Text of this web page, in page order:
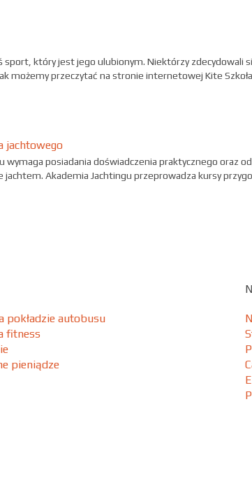
sport, który jest jego ulubionym. Niektórzy zdecydowali
możemy przeczytać na stronie internetowej Kite
jachtowego
wymaga posiadania doświadczenia praktycznego oraz
Akademia Jachtingu przeprowadza kursy
pokładzie autobusu
fitness
pieniądze